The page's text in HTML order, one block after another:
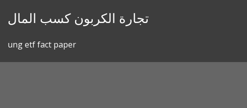
تجارة الكربون كسب المال
ung etf fact paper